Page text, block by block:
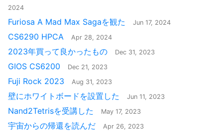
2024
Furiosa A Mad Max Sagaを観た Jun 17, 2024
CS6290 HPCA Apr 28, 2024
2023年買って良かったもの Dec 31, 2023
GIOS CS6200 Dec 21, 2023
Fuji Rock 2023 Aug 31, 2023
壁にホワイトボードを設置した Jun 11, 2023
Nand2Tetrisを受講した May 17, 2023
宇宙からの帰還を読んだ Apr 26, 2023